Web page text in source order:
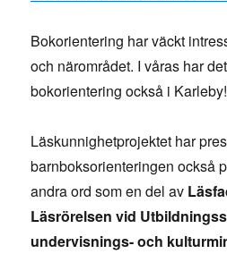
Bokorientering har väckt
och närområdet. I våras har
bokorientering också i Karleby!
Läskunnighetprojektet har
barnboksorienteringen också
andra ord som en del av
Läsrörelsen vid
undervisnings- och